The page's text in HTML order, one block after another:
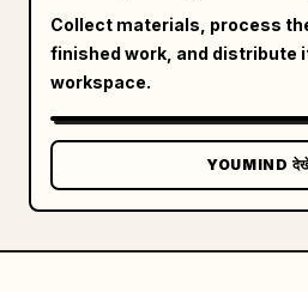
Collect materials, process
finished work, and distribute
workspace.
YOUMIND